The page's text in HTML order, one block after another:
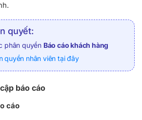
quyết:
phân quyền Báo cáo khách hàng
quyền nhân viên tại đây
báo cáo
cáo